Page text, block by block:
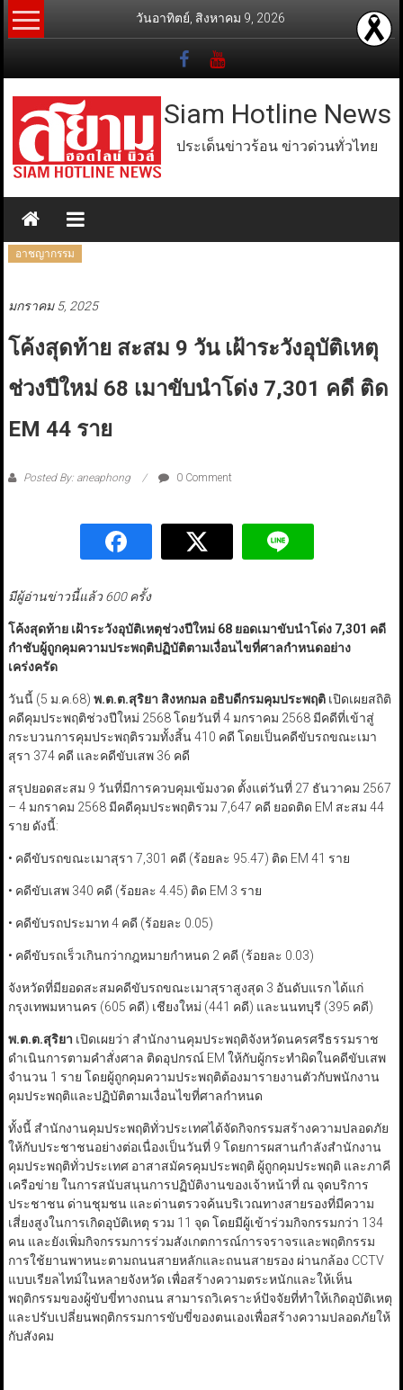
Skip
to
วันอาทิตย์, สิงหาคม 9, 2026
Siam Hotline News
ประเด็นข่าวร้อน ข่าวด่วนทั่วไทย
อาชญากรรม
มกราคม 5, 2025
โค้งสุดท้าย สะสม 9 วัน เฝ้าระวังอุบัติเหตุ
ช่วงปีใหม่ 68 เมาขับนำโด่ง 7,301 คดี ติด
EM 44 ราย
Posted By: aneaphong 0 Comment
มีผู้อ่านข่าวนี้แล้ว 600 ครั้ง
โค้งสุดท้าย เฝ้าระวังอุบัติเหตุช่วงปีใหม่ 68 ยอดเมาขับนำโด่ง 7,301 คดี
กำชับผู้ถูกคุมความประพฤติปฏิบัติตามเงื่อนไขที่ศาลกำหนดอย่าง
เคร่งครัด
วันนี้ (5 ม.ค.68) พ.ต.ต.สุริยา สิงหกมล อธิบดีกรมคุมประพฤติเปิดเผยสถิติ
คดีคุมประพฤติช่วงปีใหม่ 2568 โดยวันที่ 4 มกราคม 2568 มีคดีที่เข้าสู่
กระบวนการคุมประพฤติรวมทั้งสิ้น 410 คดี โดยเป็นคดีขับรถขณะเมา
สุรา 374 คดี และคดีขับเสพ 36 คดี
สรุปยอดสะสม 9 วันที่มีการควบคุมเข้มงวด ตั้งแต่วันที่ 27 ธันวาคม 2567
– 4 มกราคม 2568 มีคดีคุมประพฤติรวม 7,647 คดี ยอดติด EM สะสม 44
ราย ดังนี้:
• คดีขับรถขณะเมาสุรา 7,301 คดี (ร้อยละ 95.47) ติด EM 41 ราย
• คดีขับเสพ 340 คดี (ร้อยละ 4.45) ติด EM 3 ราย
• คดีขับรถประมาท 4 คดี (ร้อยละ 0.05)
• คดีขับรถเร็วเกินกว่ากฎหมายกำหนด 2 คดี (ร้อยละ 0.03)
จังหวัดที่มียอดสะสมคดีขับรถขณะเมาสุราสูงสุด 3 อันดับแรก ได้แก่
กรุงเทพมหานคร (605 คดี) เชียงใหม่ (441 คดี) และนนทบุรี (395 คดี)
พ.ต.ต.สุริยา เปิดเผยว่า สำนักงานคุมประพฤติจังหวัดนครศรีธรรมราช
ดำเนินการตามคำสั่งศาล ติดอุปกรณ์ EM ให้กับผู้กระทำผิดในคดีขับเสพ
จำนวน 1 ราย โดยผู้ถูกคุมความประพฤติต้องมารายงานตัวกับพนักงาน
คุมประพฤติและปฏิบัติตามเงื่อนไขที่ศาลกำหนด
ทั้งนี้ สำนักงานคุมประพฤติทั่วประเทศได้จัดกิจกรรมสร้างความปลอดภัย
ให้กับประชาชนอย่างต่อเนื่องเป็นวันที่ 9 โดยการผสานกำลังสำนักงาน
คุมประพฤติทั่วประเทศ อาสาสมัครคุมประพฤติ ผู้ถูกคุมประพฤติ และภาคี
เครือข่าย ในการสนับสนุนการปฏิบัติงานของเจ้าหน้าที่ ณ จุดบริการ
ประชาชน ด่านชุมชน และด่านตรวจค้นบริเวณทางสายรองที่มีความ
เสี่ยงสูงในการเกิดอุบัติเหตุ รวม 11 จุด โดยมีผู้เข้าร่วมกิจกรรมกว่า 134
คน และยังเพิ่มกิจกรรมการร่วมสังเกตการณ์การจราจรและพฤติกรรม
การใช้ยานพาหนะตามถนนสายหลักและถนนสายรอง ผ่านกล้อง CCTV
แบบเรียลไทม์ในหลายจังหวัด เพื่อสร้างความตระหนักและให้เห็น
พฤติกรรมของผู้ขับขี่ทางถนน สามารถวิเคราะห์ปัจจัยที่ทำให้เกิดอุบัติเหตุ
และปรับเปลี่ยนพฤติกรรมการขับขี่ของตนเองเพื่อสร้างความปลอดภัยให้
กับสังคม